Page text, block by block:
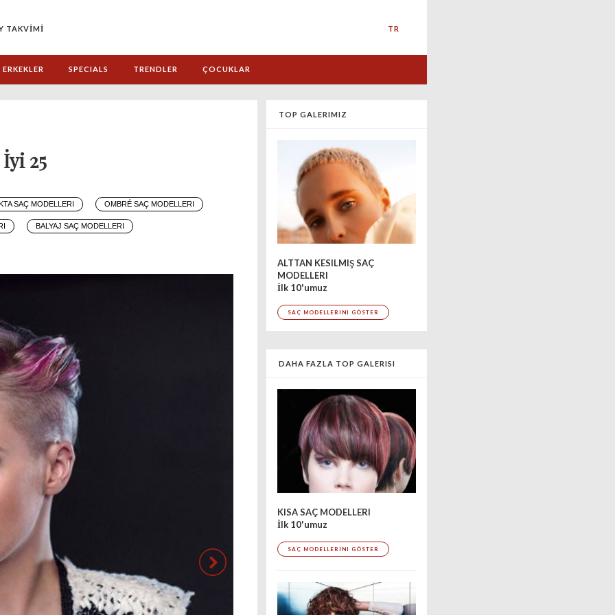
TAKVİMİ TR
ERKEKLER SPECIALS TRENDLER ÇOCUKLAR
25
SAÇ MODELLERI OMBRÉ SAÇ MODELLERI
BALYAJ SAÇ MODELLERI
TOP GALERIMIZ
ALTTAN KESILMIŞ SAÇ
MODELLERI
İlk 10'umuz
SAÇ MODELLERINI GÖSTER
DAHA FAZLA TOP GALERISI
KISA SAÇ MODELLERI
İlk 10'umuz
SAÇ MODELLERINI GÖSTER